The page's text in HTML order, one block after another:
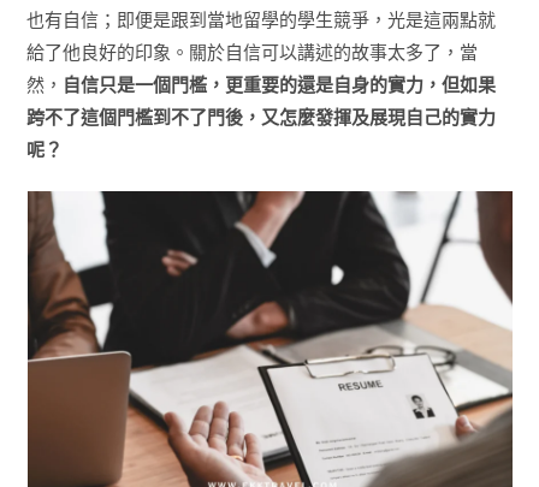
也有自信；即便是跟到當地留學的學生競爭，光是這兩點就
給了他良好的印象。關於自信可以講述的故事太多了，當
然，
自信只是一個門檻，更重要的還是自身的實力，但如果
跨不了這個門檻到不了門後，又怎麼發揮及展現自己的實力
呢？